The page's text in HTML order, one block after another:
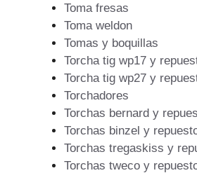
Toma fresas
Toma weldon
Tomas y boquillas
Torcha tig wp17 y
Torcha tig wp27 y
Torchadores
Torchas bernard y
Torchas binzel y
Torchas tregaskiss y
Torchas tweco y